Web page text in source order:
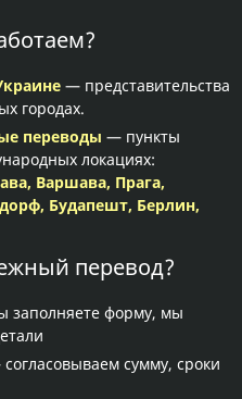
— представительства
городах.
переводы — пункты
локациях:
Варшава, Прага,
Будапешт, Берлин,
перевод?
заполняете форму, мы
сумму, сроки